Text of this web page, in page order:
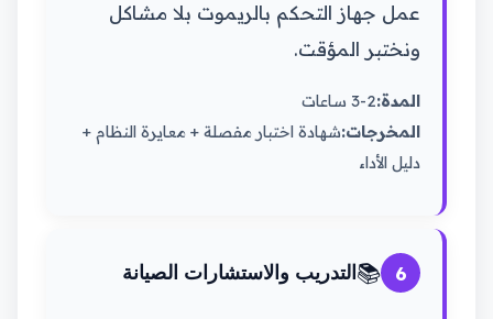
عمل جهاز التحكم بالريموت بلا مشاكل
ونختبر المؤقت.
المدة:2-3 ساعات
المخرجات:شهادة اختبار مفصلة + معايرة النظام +
دليل الأداء
6
📚 التدريب والاستشارات الصيانة